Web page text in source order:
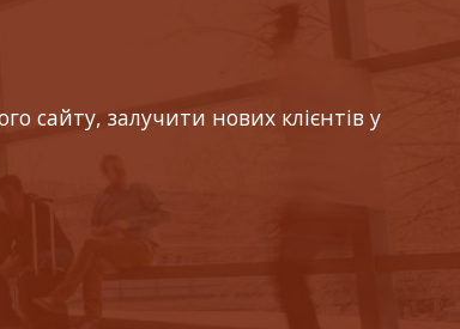
сайту, залучити нових клієнтів у